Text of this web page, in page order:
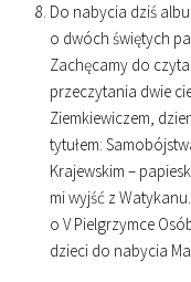
Do nabycia dziś
o dwóch świętych
Zachęcamy do
przeczytania dwie
Ziemkiewiczem,
tytułem:
Krajewskim –
mi wyjść z
o V Pielgrzymce
dzieci do nabycia